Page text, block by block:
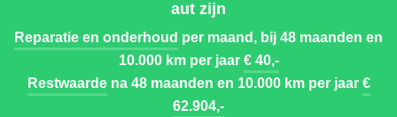
aut zijn
Reparatie en onderhoud per maand, bij 48 maanden en
10.000 km per jaar€ 40,-
Restwaardena 48 maanden en 10.000 km per jaar€
62.904,-